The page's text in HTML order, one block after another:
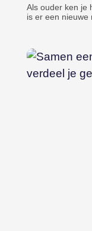
Als ouder ken je
is er een nieuwe